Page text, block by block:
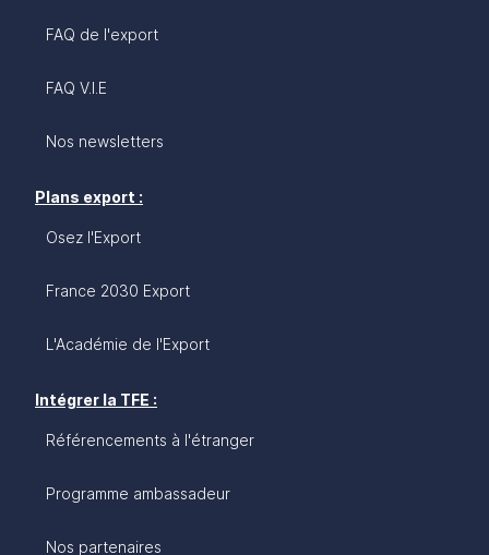
FAQ de l'export
FAQ V.I.E
Nos newsletters
Plans export :
Osez l'Export
France 2030 Export
L'Académie de l'Export
Intégrer la TFE :
Référencements à l'étranger
Programme ambassadeur
Nos partenaires